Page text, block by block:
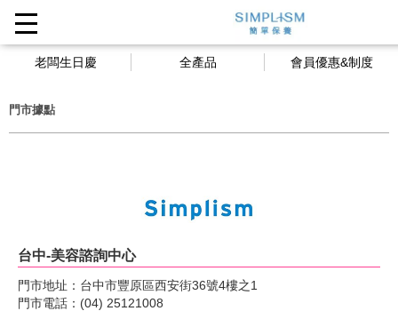
老闆生日慶 全產品 會員優惠&制度
門市據點
台中-美容諮詢中心
門市地址：台中市豐原區西安街36號4樓之1
門市電話：(04) 25121008